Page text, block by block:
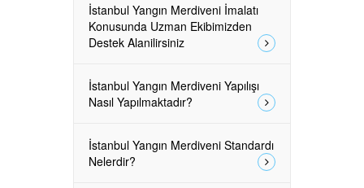
İstanbul Yangın Merdiveni İmalatı
Konusunda Uzman Ekibimizden
Destek Alanilirsiniz
İstanbul Yangın Merdiveni Yapılışı
Nasıl Yapılmaktadır?
İstanbul Yangın Merdiveni Standardı
Nelerdir?